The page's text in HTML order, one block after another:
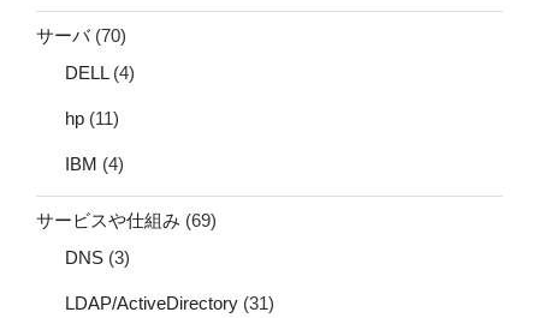
サーバ(70)
DELL(4)
hp (11)
IBM (4)
サービスや仕組み (69)
DNS (3)
LDAP/ActiveDirectory (31)